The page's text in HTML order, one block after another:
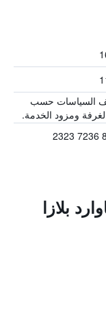
السياسات حسب
ومزود الخدمة.
بلازا